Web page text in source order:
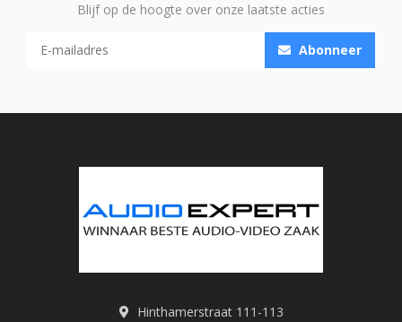
Blijf op de hoogte over onze laatste acties
Abonneer
Hinthamerstraat 111-113